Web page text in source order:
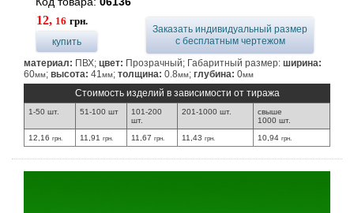
12, 16 грн.
купить
Заказать индивидуальный размер
с бесплатным чертежом
материал: ПВХ; цвет: Прозрачный; Габаритный размер: ширина:
60мм; высота: 41мм; толщина: 0.8мм; глубина: 0мм
Стоимость изделий в зависимости от тиража
1-50 шт. 51-100 шт
101-200
шт.
201-1000 шт.
свыше
1000 шт.
12,16 грн. 11,91грн. 11,67 грн. 11,43 грн. 10,94грн.